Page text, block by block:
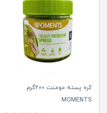
کره پسته مومنت 200گرم
MOMENTS